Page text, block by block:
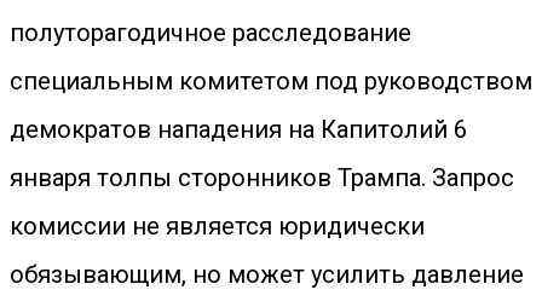
полуторагодичное расследование
специальным комитетом под руководством
демократов нападения на Капитолий 6
января толпы сторонников Трампа. Запрос
комиссии не является юридически
обязывающим, но может усилить давление